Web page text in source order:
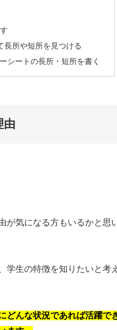
長所や短所を見つける
シートの長所・短所を書く
由
が気になる方もいるかと思
学生の特徴を知りたいと考
どんな状況であれば活躍で